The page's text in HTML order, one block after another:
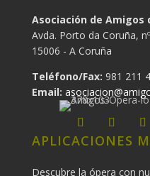
Asociación de Amigos
Avda. Porto da Coruña,
15006 - A Coruña
Teléfono/Fax: 981 211
Email:
APLICACIONES
Descubre la ópera con